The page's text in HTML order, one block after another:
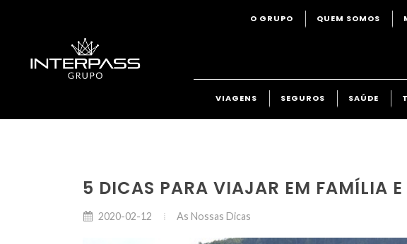
O GRUPO QUEM SOMOS
VIAGENS SEGUROS SAÚDE
5 DICAS PARA VIAJAR EM FAMÍLIA
2020-02-12 As Nossas Dicas